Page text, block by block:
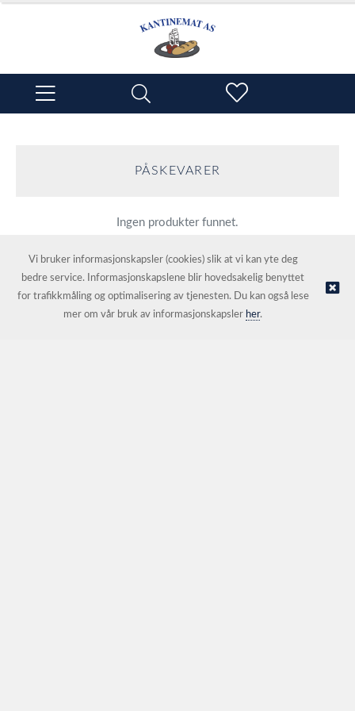
PÅSKEVARER
Ingen produkter funnet.
© Kantinemat AS | Nettbutikk levert av Kréatif AS
Vi bruker informasjonskapsler (cookies) slik at vi kan yte deg
bedre service. Informasjonskapslene blir hovedsakelig benyttet
for trafikkmåling og optimalisering av tjenesten. Du kan også lese
mer om vår bruk av informasjonskapsler her.